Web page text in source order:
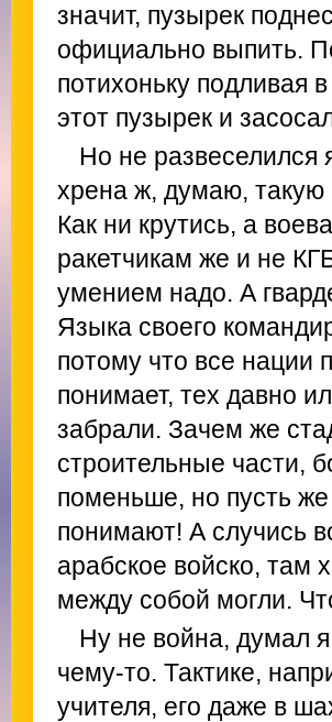
значит, пузырек
официально выпить.
потихоньку подливая
этот пузырек и
Но не развеселился
хрена ж, думаю,
Как ни крутись, а
ракетчикам же и не
умением надо. А
Языка своего
потому что все нации
понимает, тех давно
забрали. Зачем же
строительные части,
поменьше, но пусть же
понимают! А случись
арабское войско, там
между собой могли.
Ну не война, думал
чему-то. Тактике,
учителя, его даже в